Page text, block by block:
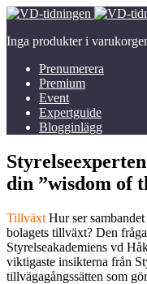
Inga produkter i
Prenumerera
Premium
Event
Expertguide
Blogginlägg
din ”wisdom of
Tillväxt Hur ser
bolagets tillväxt? Den
Styrelseakademiens vd
viktigaste insikterna från
tillvägagångssätten som